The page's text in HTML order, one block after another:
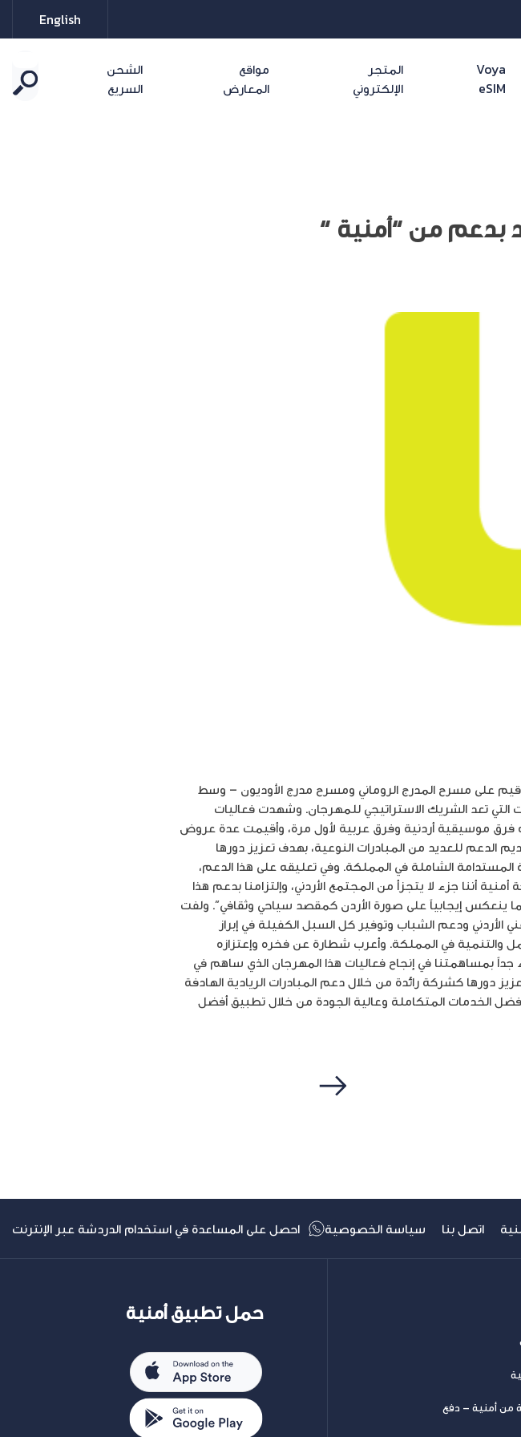
English
Voya
eSIM
المتجر
الإلكتروني
مواقع
المعارض
الشحن
السريع
بدعم من “أمنية “
الذي أقيم على مسرح المدرج الروماني ومسرح مدرج الأوديون – وسط
شركة أمنية للاتصالات التي تعد الشريك الاستراتيجي للمهرجان. وشهدت فعاليات
فرق موسيقية أردنية وفرق عربية لأول مرة، وأقيمت عدة عروض
الدعم للعديد من المبادرات النوعية، بهدف تعزيز دورها
المستدامة الشاملة في المملكة. وفي تعليقه على هذا الدعم،
أننا جزء لا يتجزأ من المجتمع الأردني، وإلتزامنا بدعم هذا
ينعكس إيجابياً على صورة الأردن كمقصد سياحي وثقافي”. ولفت
الأردني ودعم الشباب وتوفير كل السبل الكفيلة في إبراز
في المملكة. وأعرب شطارة عن فخره وإعتزازه
بمساهمتنا في إنجاح فعاليات هذا المهرجان الذي ساهم في
دورها كشركة رائدة من خلال دعم المبادرات الريادية الهادفة
الخدمات المتكاملة وعالية الجودة من خلال تطبيق أفضل
اتصل بنا سياسة الخصوصية احصل على المساعدة في استخدام الدردشة عبر الإنترنت
من أمنية – دفع
حمل تطبيق أمنية